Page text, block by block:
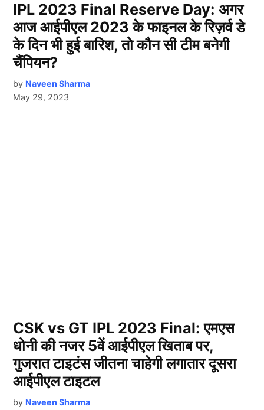
IPL 2023 Final Reserve Day: अगर
आज आईपीएल 2023 के फाइनल के रिज़र्व डे
के दिन भी हुई बारिश, तो कौन सी टीम बनेगी
चैंपियन?
by Naveen Sharma
May 29, 2023
CSK vs GT IPL 2023 Final: एमएस
धोनी की नजर 5वें आईपीएल खिताब पर,
गुजरात टाइटंस जीतना चाहेगी लगातार दूसरा
आईपीएल टाइटल
by Naveen Sharma